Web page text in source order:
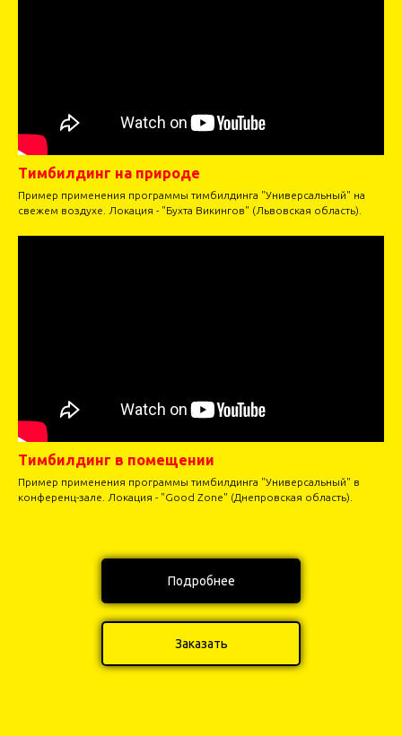
Тимбилдинг на природе
Пример применения программы тимбилдинга "Универсальный" на
свежем воздухе. Локация - "Бухта Викингов" (Львовская область).
Тимбилдинг в помещении
Пример применения программы тимбилдинга "Универсальный" в
конференц-зале. Локация - "Good Zone" (Днепровская область).
Подробнее
Заказать